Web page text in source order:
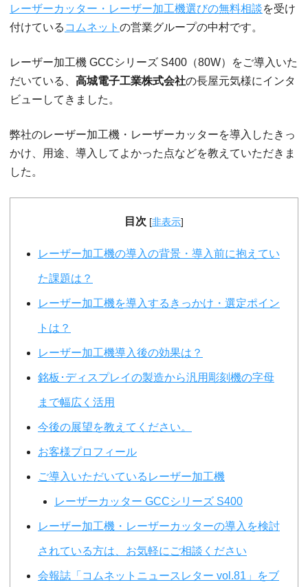
レーザーカッター・レーザー加工機選びの無料相談を受け
付けている コムネット の営業グループの中村です。
レーザー加工機 GCCシリーズ S400（80W）をご導入いた
だいている、 高城電子工業株式会社の長屋元気様にインタ
ビューしてきました。
弊社のレーザー加工機・レーザーカッターを導入したきっ
かけ、用途、導入してよかった点などを教えていただきま
した。
目次 [非表示]
レーザー加工機の導入の背景・導入前に抱えてい
た課題は？
レーザー加工機を導入するきっかけ・選定ポイン
トは？
レーザー加工機導入後の効果は？
銘板･ディスプレイの製造から汎用彫刻機の字母
まで幅広く活用
今後の展望を教えてください。
お客様プロフィール
ご導入いただいているレーザー加工機
レーザーカッター GCCシリーズ S400
レーザー加工機・レーザーカッターの導入を検討
されている方は、お気軽にご相談ください
会報誌「コムネットニュースレター vol.81」をブ